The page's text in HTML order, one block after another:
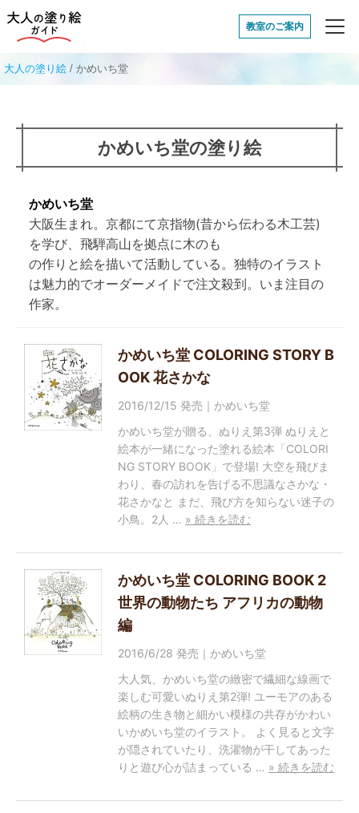
大人の塗り絵ガイド
教室のご案内
大人の塗り絵 / かめいち堂
かめいち堂の塗り絵
かめいち堂
大阪生まれ。京都にて京指物(昔から伝わる木工芸)
を学び、飛騨高山を拠点に木のも
の作りと絵を描いて活動している。独特のイラスト
は魅力的でオーダーメイドで注文殺到。いま注目の
作家。
かめいち堂 COLORING STORY B
OOK 花さかな
2016/12/15 発売｜かめいち堂
かめいち堂が贈る、ぬりえ第3弾 ぬりえと
絵本が一緒になった塗れる絵本「COLORI
NG STORY BOOK」で登場! 大空を飛びま
わり、春の訪れを告げる不思議なさかな・
花さかなと まだ、飛び方を知らない迷子の
小鳥。2人 … » 続きを読む
かめいち堂 COLORING BOOK 2
世界の動物たち アフリカの動物
編
2016/6/28 発売｜かめいち堂
大人気、かめいち堂の緻密で繊細な線画で
楽しむ可愛いぬりえ第2弾! ユーモアのある
絵柄の生き物と細かい模様の共存がかわい
いかめいち堂のイラスト。 よく見ると文字
が隠されていたり、洗濯物が干してあった
りと遊び心が詰まっている … » 続きを読む